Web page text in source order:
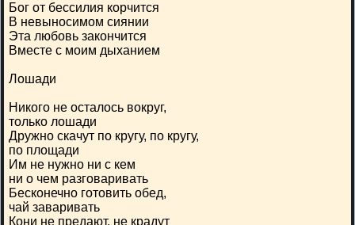
Бог от бессилия корчится
В невыносимом сиянии
Эта любовь закончится
Вместе с моим дыханием
Лошади
Никого не осталось вокруг,
только лошади
Дружно скачут по кругу, по кругу,
по площади
Им не нужно ни с кем
ни о чем разговаривать
Бесконечно готовить обед,
чай заваривать
Кони не предают, не крадут